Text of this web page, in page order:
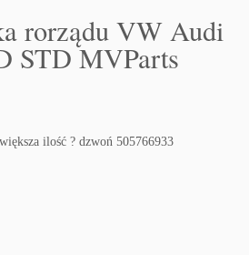
rorządu VW Audi
STD MVParts
ilość ? dzwoń 505766933